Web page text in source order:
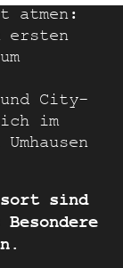
atmen:
ersten
City-
im
sind